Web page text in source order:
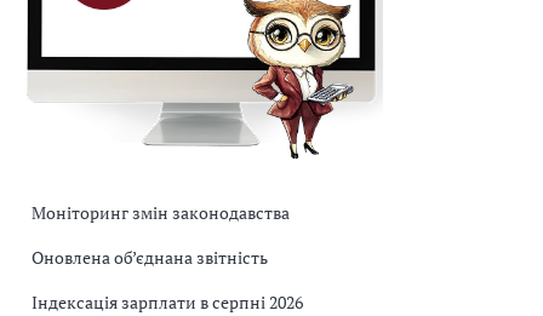
Моніторинг змін законодавства
Оновлена об’єднана звітність
Індексація зарплати в серпні 2026